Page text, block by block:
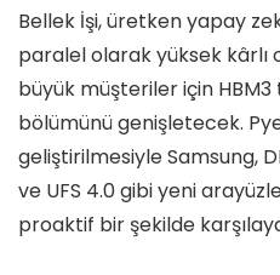
Bellek İşi, üretken yapay
paralel olarak yüksek
büyük müşteriler için
bölümünü genişletecek.
geliştirilmesiyle Samsung,
ve UFS 4.0 gibi yeni
proaktif bir şekilde